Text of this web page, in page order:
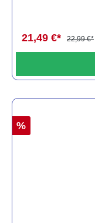
21,49 €* 22,99 €*
%